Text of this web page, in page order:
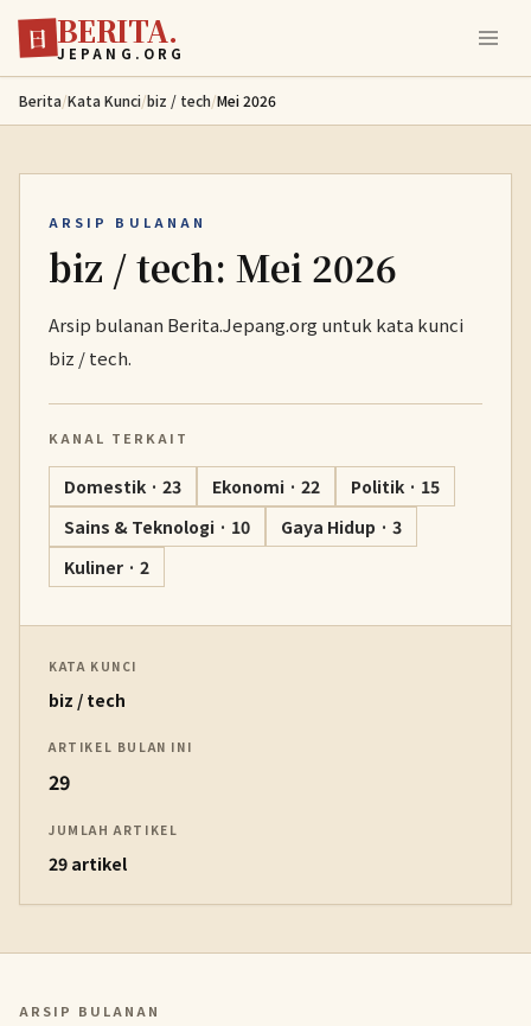
Lewati ke konten utama
日 BERITA.
JEPANG.ORG
Berita/Kata Kunci/biz / tech/Mei 2026
ARSIP BULANAN
biz / tech: Mei 2026
Arsip bulanan Berita.Jepang.org untuk kata kunci
biz / tech.
KANAL TERKAIT
Domestik · 23 Ekonomi · 22
Politik · 15
Sains & Teknologi · 10
Gaya Hidup · 3
Kuliner · 2
KATA KUNCI
biz / tech
ARTIKEL BULAN INI
29
JUMLAH ARTIKEL
29 artikel
ARSIP BULANAN